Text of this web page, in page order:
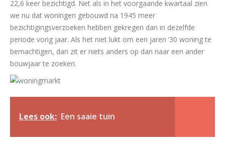
22,6 keer bezichtigd. Net als in het voorgaande kwartaal zien
we nu dat woningen gebouwd na 1945 meer
bezichtigingsverzoeken hebben gekregen dan in dezelfde
periode vorig jaar. Als het niet lukt om een jaren ’30 woning te
bemachtigen, dan zit er niets anders op dan naar een ander
bouwjaar te zoeken.
Lees ook: Een saaie tuin